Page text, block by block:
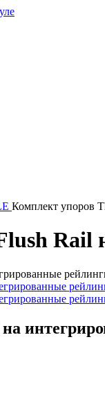
Комплект упоров
Rail